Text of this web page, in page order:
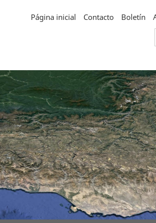
Página inicial Contacto Boletín